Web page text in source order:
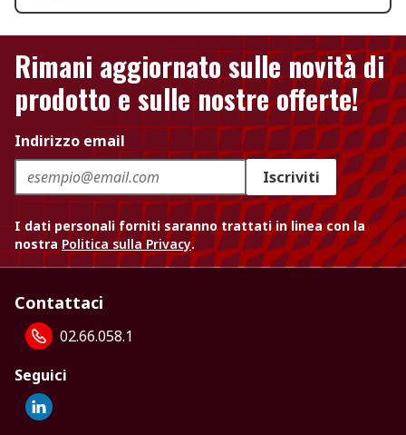
Rimani aggiornato sulle novità di
prodotto e sulle nostre offerte!
Indirizzo email
Iscriviti
I dati personali forniti saranno trattati in linea con la
nostra Politica sulla Privacy.
Contattaci
02.66.058.1
Seguici